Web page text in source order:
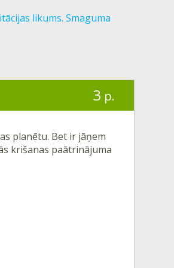
likums. Smaguma
3 p.
planētu. Bet ir jāņem
krišanas paātrinājuma